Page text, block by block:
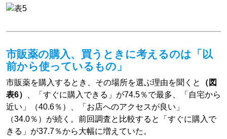
市販薬の購入、買うときに考えるのは「以
前から使っているもの」
市販薬を購入するとき、その場所を選ぶ理由を聞くと
（図
表6）
、「すぐに購入できる」が74.5％で最多、「自宅から
近い」（40.6％）、「お店へのアクセスが良い」
（34.0％）が続く。前回調査と比較すると「すぐに購入で
きる」が37.7％から大幅に増えていた。